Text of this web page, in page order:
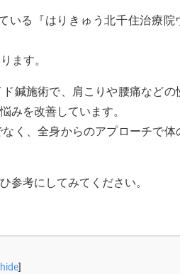
いる『はりきゅう北千住治療院
ます。
鍼施術で、肩こりや腰痛などの
みを改善しています。
く、全身からのアプローチで体
参考にしてみてください。
hide]